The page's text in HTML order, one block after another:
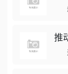
规
推
近